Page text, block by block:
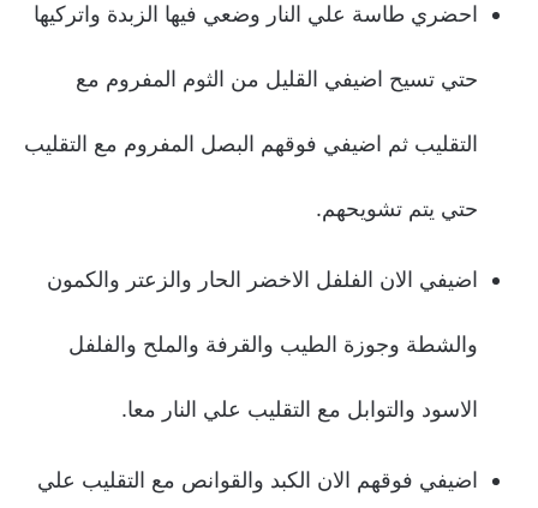
احضري طاسة علي النار وضعي فيها الزبدة واتركيها
حتي تسيح اضيفي القليل من الثوم المفروم مع
التقليب ثم اضيفي فوقهم البصل المفروم مع التقليب
حتي يتم تشويحهم.
اضيفي الان الفلفل الاخضر الحار والزعتر والكمون
والشطة وجوزة الطيب والقرفة والملح والفلفل
الاسود والتوابل مع التقليب علي النار معا.
اضيفي فوقهم الان الكبد والقوانص مع التقليب علي